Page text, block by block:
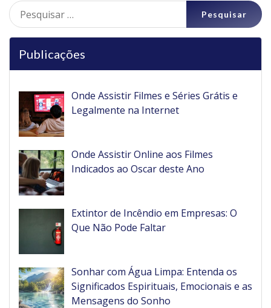
Pesquisar
por:
Publicações
Onde Assistir Filmes e Séries Grátis e
Legalmente na Internet
Onde Assistir Online aos Filmes
Indicados ao Oscar deste Ano
Extintor de Incêndio em Empresas: O
Que Não Pode Faltar
Sonhar com Água Limpa: Entenda os
Significados Espirituais, Emocionais e as
Mensagens do Sonho